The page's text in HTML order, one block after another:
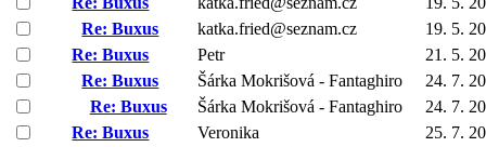
Re: Buxus
katka.fried@seznam.cz
19. 5.
Re: Buxus
Petr
21. 5.
Re: Buxus
Šárka Mokrišová - Fantaghiro
24. 7.
Re: Buxus
Šárka Mokrišová - Fantaghiro
24. 7.
Re: Buxus
Veronika
25. 7.